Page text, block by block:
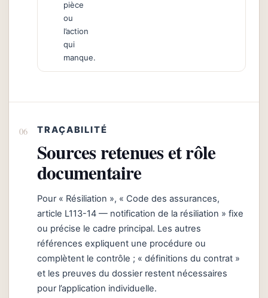
pièce
ou
l’action
qui
manque.
TRAÇABILITÉ
Sources retenues et rôle
documentaire
Pour « Résiliation », « Code des assurances,
article L113-14 — notification de la résiliation » fixe
ou précise le cadre principal. Les autres
références expliquent une procédure ou
complètent le contrôle ; « définitions du contrat »
et les preuves du dossier restent nécessaires
pour l’application individuelle.